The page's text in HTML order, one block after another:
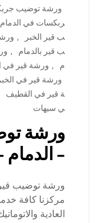
ورشة توضيب
ربكسات في الدمام
ب قير الخبر
,
ب قير بالدمام
,
م
, ورشة قير في
ورشة قير في الخبر
ة قير في القطيف
ي سيهات
ورشة
–
ورشة توضيب
مركزنا كافة
العادية